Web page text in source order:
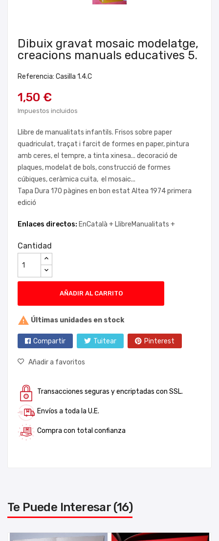
Dibuix gravat mosaic modelatge,
creacions manuals educatives 5.
Referencia: Casilla 1.4.C
1,50 €
Impuestos incluidos
Llibre de manualitats infantils. Frisos sobre paper
quadriculat, traçat i farcit de formes en paper, pintura
amb ceres, el tempre, a tinta xinesa... decoració de
plaques, modelat de bols, construcció de formes
cúbiques, ceràmica cuita, el mosaic...
Tapa Dura 170 pàgines en bon estat Altea 1974 primera
edició
Enlaces directos: EnCatalà + LlibreManualitats +
Cantidad
AÑADIR AL CARRITO
 Últimas unidades en stock
Compartir Tuitear Pinterest
Añadir a favoritos
Transacciones seguras y encriptadas con SSL.
Envíos a toda la U.E.
Compra con total confianza
Te Puede Interesar (16)